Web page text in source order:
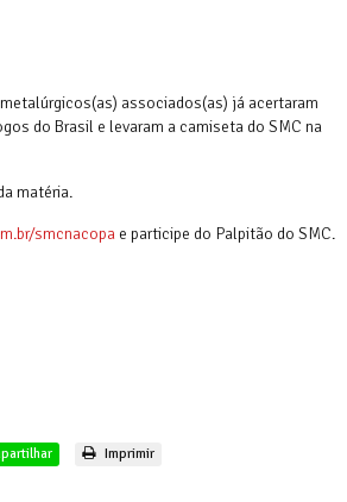
associados(as) já acertaram
do Brasil e levaram a camiseta do SMC na
matéria.
smcnacopa e participe do Palpitão do SMC.
Imprimir